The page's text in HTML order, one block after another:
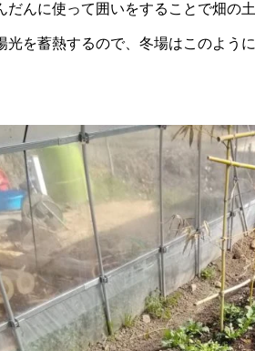
だんに使って囲いをすることで畑の
光を蓄熱するので、冬場はこのよう